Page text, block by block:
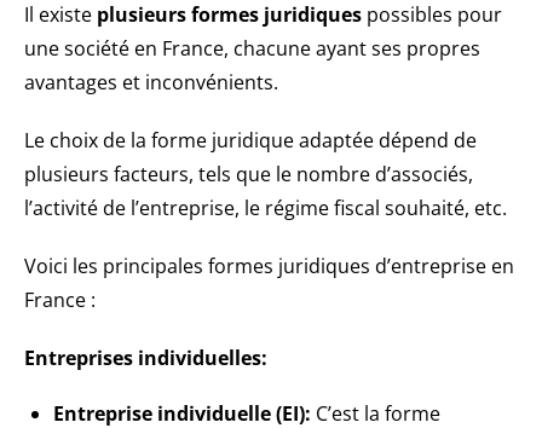
Il existe plusieurs formes juridiques possibles pour
une société en France, chacune ayant ses propres
avantages et inconvénients.
Le choix de la forme juridique adaptée dépend de
plusieurs facteurs, tels que le nombre d’associés,
l’activité de l’entreprise, le régime fiscal souhaité, etc.
Voici les principales formes juridiques d’entreprise en
France :
Entreprises individuelles:
Entreprise individuelle (EI): C’est la forme